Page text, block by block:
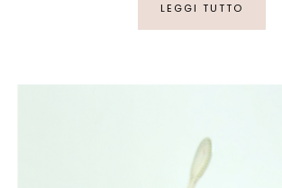
LEGGI TUTTO